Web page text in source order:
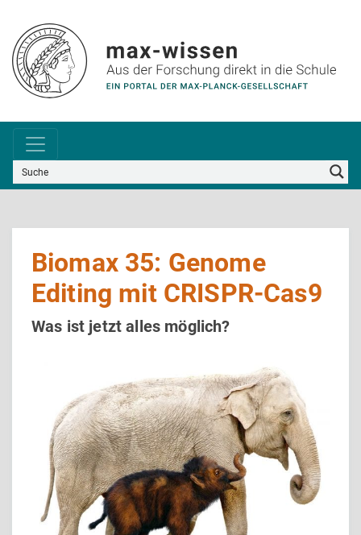
Biomax 35: Genome
Editing mit CRISPR-Cas9
Was ist jetzt alles möglich?